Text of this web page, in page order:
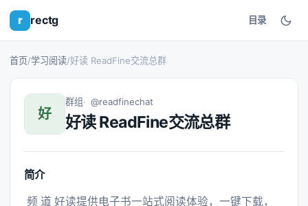
r rectg 目录
首页/学习阅读/好读 ReadFine交流总群
好
群组 @readfinechat
好读 ReadFine交流总群
简介